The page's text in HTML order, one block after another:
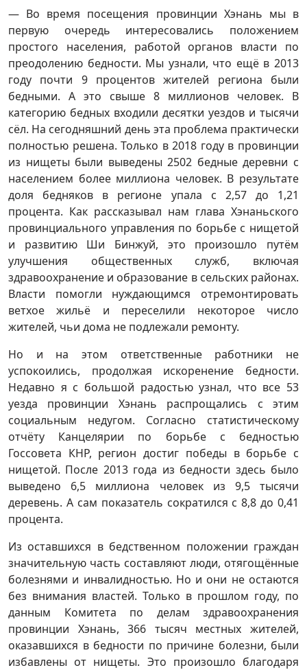
— Во время посещения провинции Хэнань мы в
первую очередь интересовались положением
простого населения, работой органов власти по
преодолению бедности. Мы узнали, что ещё в 2013
году почти 9 процентов жителей региона были
бедными. А это свыше 8 миллионов человек. В
категорию бедных входили десятки уездов и тысячи
сёл. На сегодняшний день эта проблема практически
полностью решена. Только в 2018 году в провинции
из нищеты были выведены 2502 бедные деревни с
населением более миллиона человек. В результате
доля бедняков в регионе упала с 2,57 до 1,21
процента. Как рассказывал нам глава Хэнаньского
провинциального управления по борьбе с нищетой
и развитию Ши Бинжуй, это произошло путём
улучшения общественных служб, включая
здравоохранение и образование в сельских районах.
Власти помогли нуждающимся отремонтировать
ветхое жильё и переселили некоторое число
жителей, чьи дома не подлежали ремонту.
Но и на этом ответственные работники не
успокоились, продолжая искоренение бедности.
Недавно я с большой радостью узнал, что все 53
уезда провинции Хэнань распрощались с этим
социальным недугом. Согласно статистическому
отчёту Канцелярии по борьбе с бедностью
Госсовета КНР, регион достиг победы в борьбе с
нищетой. После 2013 года из бедности здесь было
выведено 6,5 миллиона человек из 9,5 тысячи
деревень. А сам показатель сократился с 8,8 до 0,41
процента.
Из оставшихся в бедственном положении граждан
значительную часть составляют люди, отягощённые
болезнями и инвалидностью. Но и они не остаются
без внимания властей. Только в прошлом году, по
данным Комитета по делам здравоохранения
провинции Хэнань, 366 тысяч местных жителей,
оказавшихся в бедности по причине болезни, были
избавлены от нищеты. Это произошло благодаря